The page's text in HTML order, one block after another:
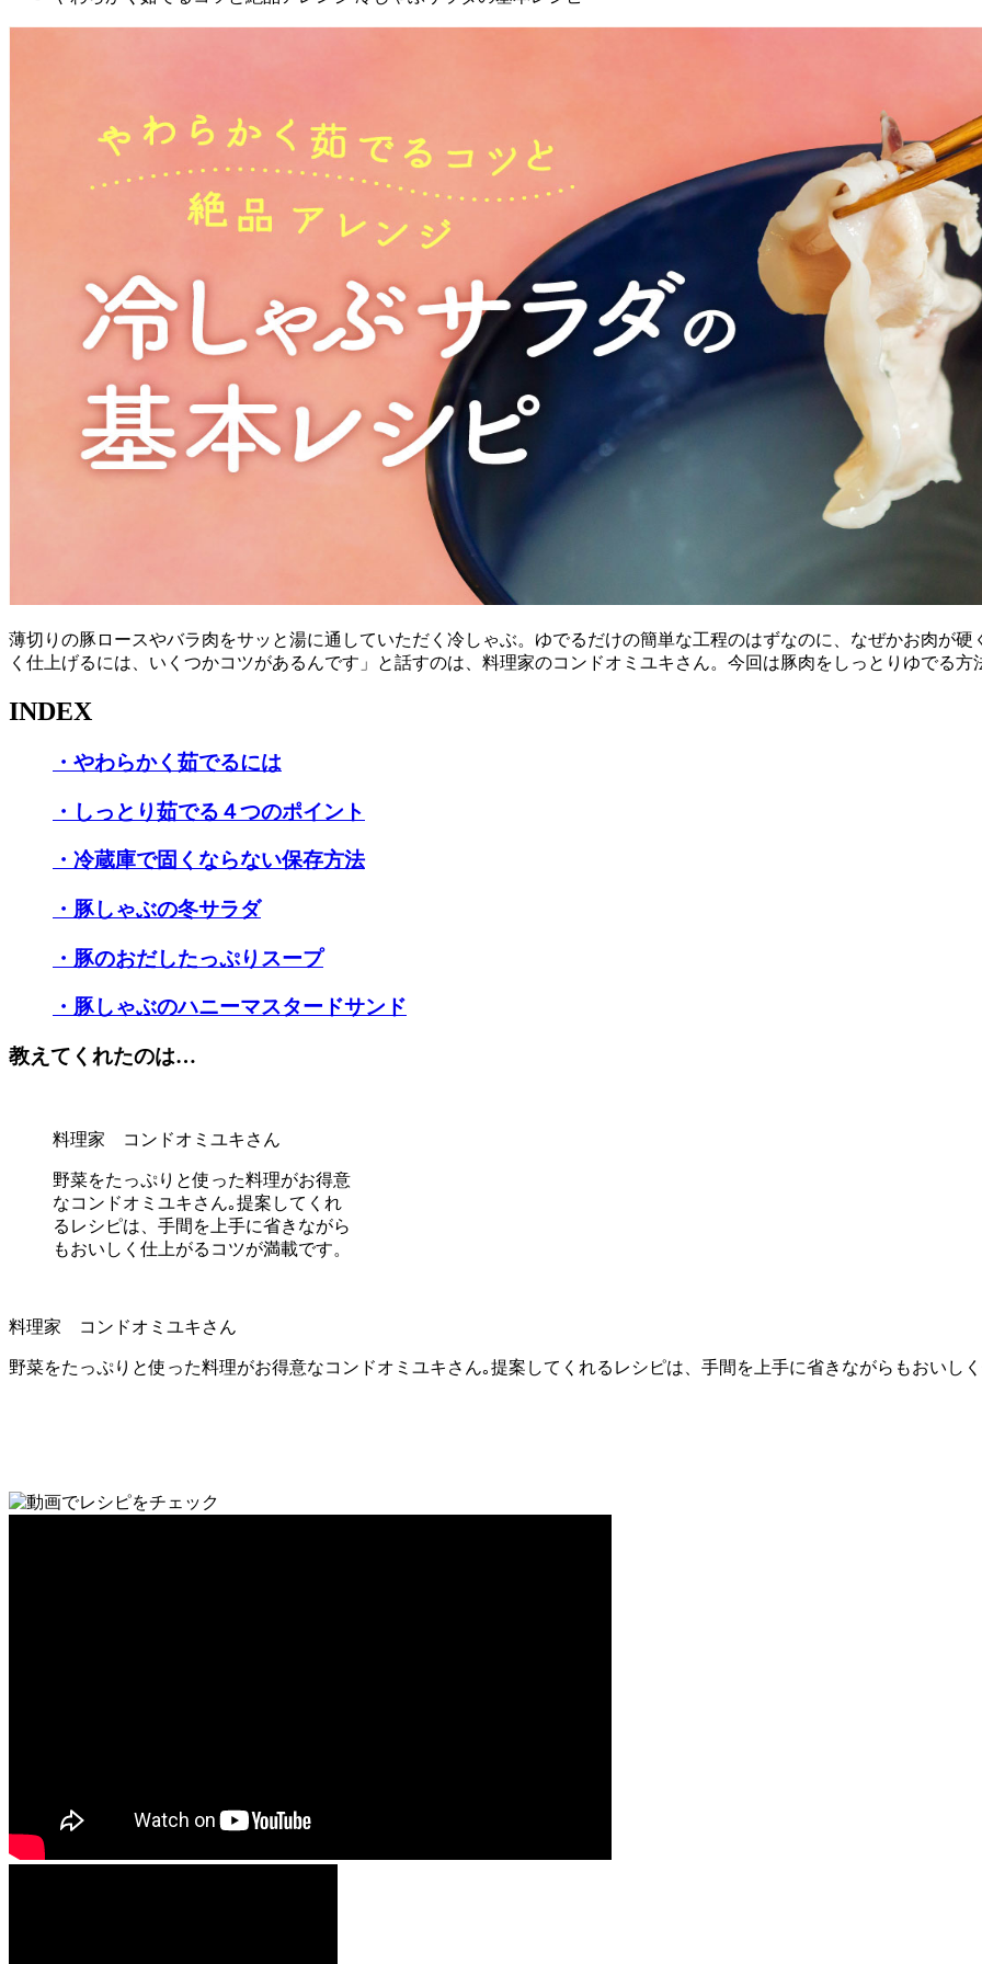
薄切りの豚ロースやバラ肉をサッと湯に通していただく冷しゃぶ。ゆでるだけの簡単な工程のはずなのに、なぜかお肉が
く仕上げるには、いくつかコツがあるんです」と話すのは、料理家のコンドオミユキさん。今回は豚肉をしっとりゆでる方
INDEX
・やわらかく茹でるには
・しっとり茹でる４つのポイント
・冷蔵庫で固くならない保存方法
・豚しゃぶの冬サラダ
・豚のおだしたっぷりスープ
・豚しゃぶのハニーマスタードサンド
教えてくれたのは…
料理家 コンドオミユキさん
野菜をたっぷりと使った料理がお得意
なコンドオミユキさん｡提案してくれ
るレシピは、手間を上手に省きながら
もおいしく仕上がるコツが満載です。
料理家 コンドオミユキさん
野菜をたっぷりと使った料理がお得意なコンドオミユキさん｡提案してくれるレシピは、手間を上手に省きながらもおいし